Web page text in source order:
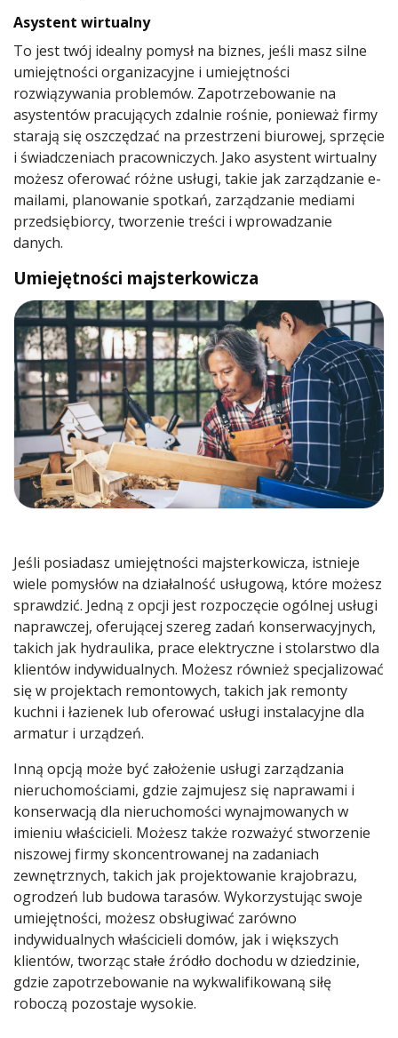
Asystent wirtualny
To jest twój idealny pomysł na biznes, jeśli masz silne
umiejętności organizacyjne i umiejętności
rozwiązywania problemów. Zapotrzebowanie na
asystentów pracujących zdalnie rośnie, ponieważ firmy
starają się oszczędzać na przestrzeni biurowej, sprzęcie
i świadczeniach pracowniczych. Jako asystent wirtualny
możesz oferować różne usługi, takie jak zarządzanie e-
mailami, planowanie spotkań, zarządzanie mediami
przedsiębiorcy, tworzenie treści i wprowadzanie
danych.
Umiejętności majsterkowicza
Jeśli posiadasz umiejętności majsterkowicza, istnieje
wiele pomysłów na działalność usługową, które możesz
sprawdzić. Jedną z opcji jest rozpoczęcie ogólnej usługi
naprawczej, oferującej szereg zadań konserwacyjnych,
takich jak hydraulika, prace elektryczne i stolarstwo dla
klientów indywidualnych. Możesz również specjalizować
się w projektach remontowych, takich jak remonty
kuchni i łazienek lub oferować usługi instalacyjne dla
armatur i urządzeń.
Inną opcją może być założenie usługi zarządzania
nieruchomościami, gdzie zajmujesz się naprawami i
konserwacją dla nieruchomości wynajmowanych w
imieniu właścicieli. Możesz także rozważyć stworzenie
niszowej firmy skoncentrowanej na zadaniach
zewnętrznych, takich jak projektowanie krajobrazu,
ogrodzeń lub budowa tarasów. Wykorzystując swoje
umiejętności, możesz obsługiwać zarówno
indywidualnych właścicieli domów, jak i większych
klientów, tworząc stałe źródło dochodu w dziedzinie,
gdzie zapotrzebowanie na wykwalifikowaną siłę
roboczą pozostaje wysokie.